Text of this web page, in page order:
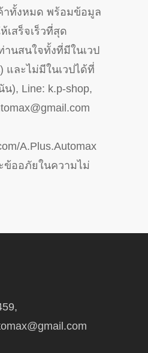
าทั้งหมด พร้อมข้อมูล
เสร็จเร็วที่สุด
นสนใจทั้งที่มีในเวป
และไม่มีในเวปได้ที่
น), Line: k.p-shop,
A.Plus.Automax
ออภัยในความไม่